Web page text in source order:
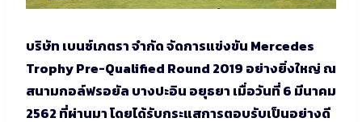
บริษัท เบนซ์เภตรา จํากัด จัดการแข่งขัน Mercedes
Trophy Pre-Qualified Round 2019 อย่างยิ่งใหญ่ ณ
สนามกอล์ฟรอยัล บางปะอิน อยุธยา เมื่อวันที่ 6 มีนาคม
2562 ที่ผ่านมา โดยได้รับกระแสการตอบรับเป็นอย่างดี